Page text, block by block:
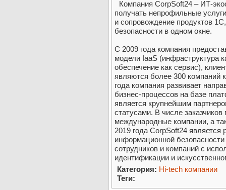
Компания CorpSoft24 – ИТ-
получать непрофильные
и сопровождение продуктов
безопасности в одном окне.
С 2009 года компания
модели IaaS (инфраструктура
обеспечение как сервис),
являются более 300 компаний
года компания развивает
бизнес-процессов на базе
является крупнейшим
статусами. В числе
международные компании, а
2019 года CorpSoft24
информационной
сотрудников и компаний с
идентификации и
Категория: Hi-tech компании
Теги: